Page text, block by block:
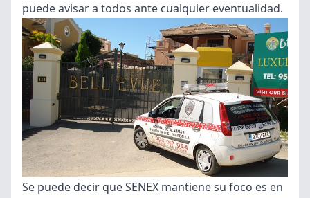
puede avisar a todos ante cualquier eventualidad.
Se puede decir que SENEX mantiene su foco es en